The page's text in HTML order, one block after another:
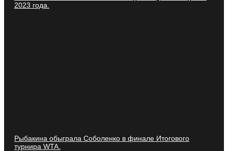
2023 года.
Рыбакина обыграла Соболенко в финале Итогового
турнира WTA.